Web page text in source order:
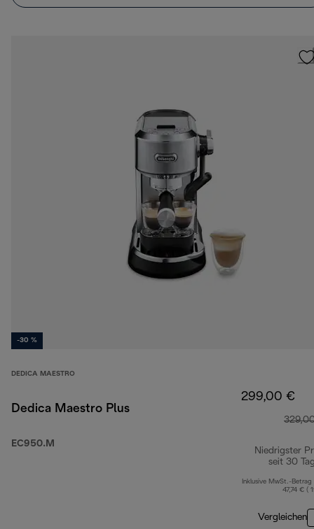
-30 %
DEDICA MAESTRO
Dedica Maestro Plus
EC950.M
299,00 €
Niedrigster
seit 30
Inklusive MwSt.-Betrag
47,74 € (
Vergleichen